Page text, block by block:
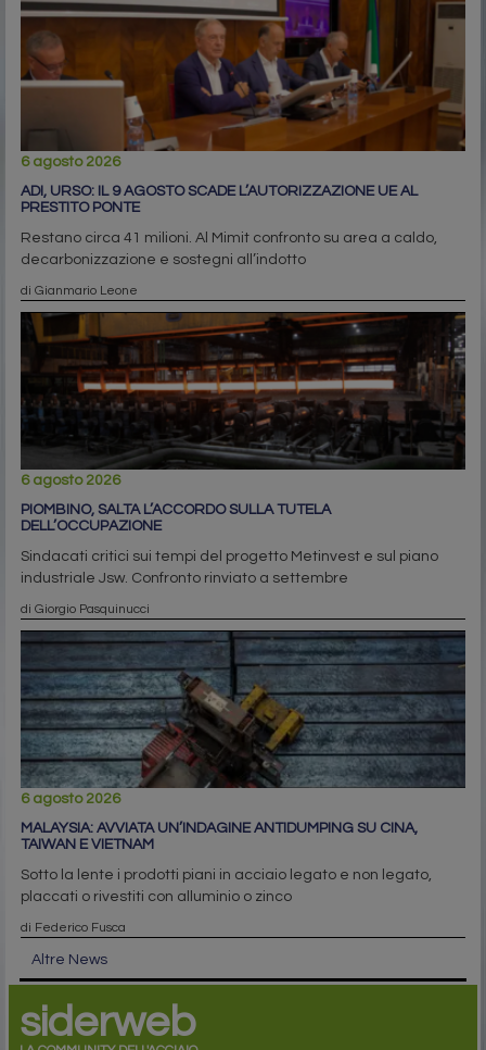
6 agosto 2026
ADI, URSO: IL 9 AGOSTO SCADE L’AUTORIZZAZIONE UE AL
PRESTITO PONTE
Restano circa 41 milioni. Al Mimit confronto su area a caldo,
decarbonizzazione e sostegni all’indotto
di Gianmario Leone
6 agosto 2026
PIOMBINO, SALTA L’ACCORDO SULLA TUTELA
DELL’OCCUPAZIONE
Sindacati critici sui tempi del progetto Metinvest e sul piano
industriale Jsw. Confronto rinviato a settembre
di Giorgio Pasquinucci
6 agosto 2026
MALAYSIA: AVVIATA UN’INDAGINE ANTIDUMPING SU CINA,
TAIWAN E VIETNAM
Sotto la lente i prodotti piani in acciaio legato e non legato,
placcati o rivestiti con alluminio o zinco
di Federico Fusca
Altre News
siderweb